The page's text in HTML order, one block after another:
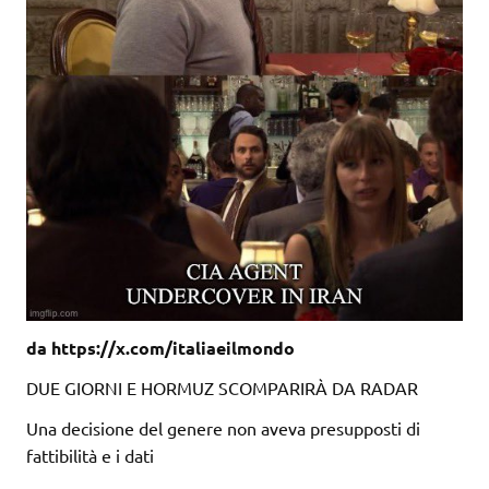
da https://x.com/italiaeilmondo
DUE GIORNI E HORMUZ SCOMPARIRÀ DA RADAR
Una decisione del genere non aveva presupposti di
fattibilità e i dati